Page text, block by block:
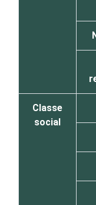
Classe
social